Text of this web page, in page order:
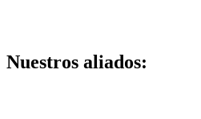
Nuestros aliados: